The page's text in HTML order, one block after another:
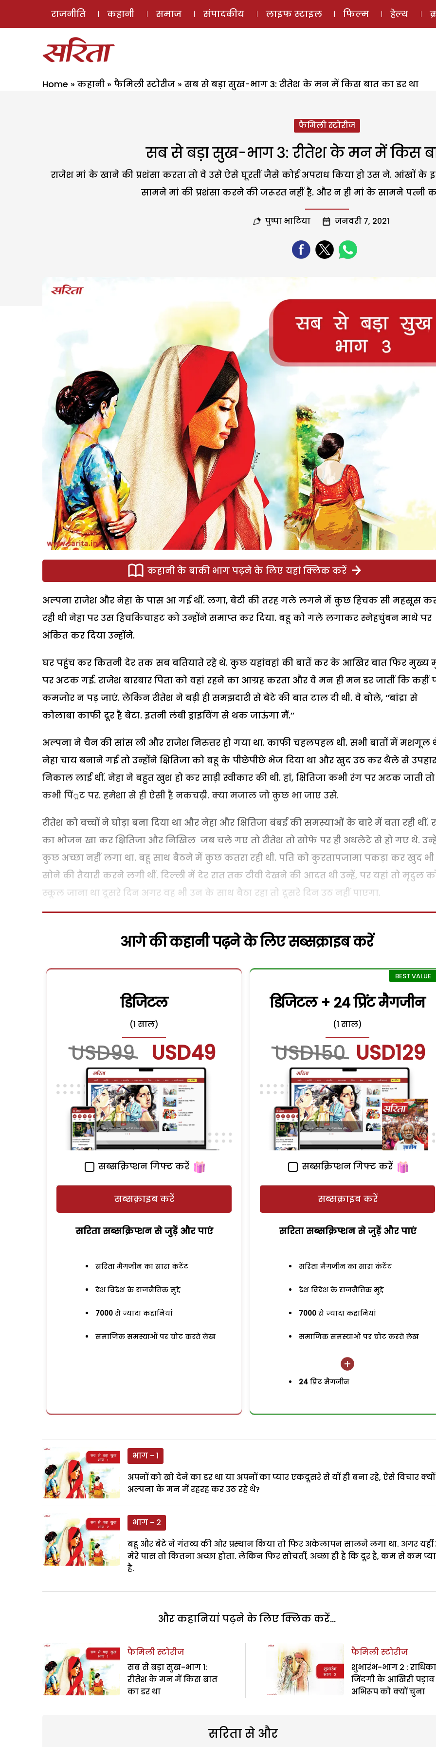
ई-मैगज़ीन
राजनीति कहानी समाज संपादकीय लाइफ स्टाइल फिल्म हेल्थ
Home » कहानी » फैमिली स्टोरीज » सब से बड़ा सुख-भाग 3: रीतेश के मन में किस बात का डर था
फैमिली स्टोरीज
सब से बड़ा सुख-भाग 3: रीतेश के मन में किस
राजेश मां के खाने की प्रशंसा करता तो वे उसे ऐसे घूरतीं जैसे कोई अपराध किया हो उस ने. आंखों के
सामने मां की प्रशंसा करने की जरूरत नहीं है. और न ही मां के सामने पत्नी
पुष्पा भाटिया जनवरी 7, 2021
कहानी के बाकी भाग पढ़ने के लिए यहां क्लिक करें
अल्पना राजेश और नेहा के पास आ गई थीं. लगा, बेटी की तरह गले लगने में कुछ हिचक सी महसूस
रही थी नेहा पर उस हिचकिचाहट को उन्होंने समाप्त कर दिया. बहू को गले लगाकर स्नेहचुंबन माथे पर
अंकित कर दिया उन्होंने.
घर पहुंच कर कितनी देर तक सब बतियाते रहे थे. कुछ यहांवहां की बातें कर के आखिर बात फिर मुख्य
पर अटक गई. राजेश बारबार पिता को वहां रहने का आग्रह करता और वे मन ही मन डर जातीं कि कहीं
कमजोर न पड़ जाएं. लेकिन रीतेश ने बड़ी ही समझदारी से बेटे की बात टाल दी थी. वे बोले, ‘‘बांद्रा से
कोलाबा काफी दूर है बेटा. इतनी लंबी ड्राइविंग से थक जाऊंगा मैं.’’
अल्पना ने चैन की सांस ली और राजेश निरुत्तर हो गया था. काफी चहलपहल थी. सभी बातों में मशगूल
नेहा चाय बनाने गई तो उन्होंने क्षितिजा को बहू के पीछेपीछे भेज दिया था और खुद उठ कर थैले से उपहार
निकाल लाई थीं. नेहा ने बहुत खुश हो कर साड़ी स्वीकार की थी. हां, क्षितिजा कभी रंग पर अटक जाती तो
कभी पिं्रट पर. हमेशा से ही ऐसी है नकचढ़ी. क्या मजाल जो कुछ भा जाए उसे.
रीतेश को बच्चों ने घोड़ा बना दिया था और नेहा और क्षितिजा बंबई की समस्याओं के बारे में बता रही थीं.
का भोजन खा कर क्षितिजा और निखिल जब चले गए तो रीतेश तो सोफे पर ही अधलेटे से हो गए थे.
कुछ अच्छा नहीं लगा था. बहू साथ बैठने में कुछ कतरा रही थी. पति को कुरतापजामा पकड़ा कर खुद
सोने की तैयारी करने लगी थीं. दिल्ली में देर रात तक टीवी देखने की आदत थी उन्हें, पर यहां तो मृदुल
स्कूल जाना था दूसरे दिन अगर वह भी उन के साथ बैठा रहा तो दूसरे दिन उठ नहीं पाएगा.
आगे की कहानी पढ़ने के लिए सब्सक्राइब करें
डिजिटल
(1 साल)
USD99 USD49
सब्सक्रिप्शन गिफ्ट करें
सब्सक्राइब करें
सरिता सब्सक्रिप्शन से जुड़ेें और पाएं
सरिता मैगजीन का सारा कंटेंट
देश विदेश के राजनैतिक मुद्दे
7000 से ज्यादा कहानियां
समाजिक समस्याओं पर चोट करते लेख
डिजिटल + 24 प्रिंट मैगजीन
(1 साल)
USD150 USD129
सब्सक्रिप्शन गिफ्ट करें
सब्सक्राइब करें
सरिता सब्सक्रिप्शन से जुड़ेें और पाएं
सरिता मैगजीन का सारा कंटेंट
देश विदेश के राजनैतिक मुद्दे
7000 से ज्यादा कहानियां
समाजिक समस्याओं पर चोट करते लेख
24 प्रिंट मैगजीन
भाग - 1
अपनों को खो देने का डर था या अपनों का प्यार एकदूसरे से यों ही बना रहे, ऐसे विचार क्यों
अल्पना के मन में रहरह कर उठ रहे थे?
भाग - 2
बहू और बेटे ने गंतव्य की ओर प्रस्थान किया तो फिर अकेलापन सालने लगा था. अगर यहीं
मेरे पास तो कितना अच्छा होता. लेकिन फिर सोचतीं, अच्छा ही है कि दूर है, कम से कम
है.
और कहानियां पढ़ने के लिए क्लिक करें...
फैमिली स्टोरीज
सब से बड़ा सुख-भाग 1:
रीतेश के मन में किस बात
का डर था
फैमिली स्टोरीज
शुभारंभ-भाग 2 :
जिंदगी के आखिरी
अभिरूप को क्यों चुना
सरिता से और